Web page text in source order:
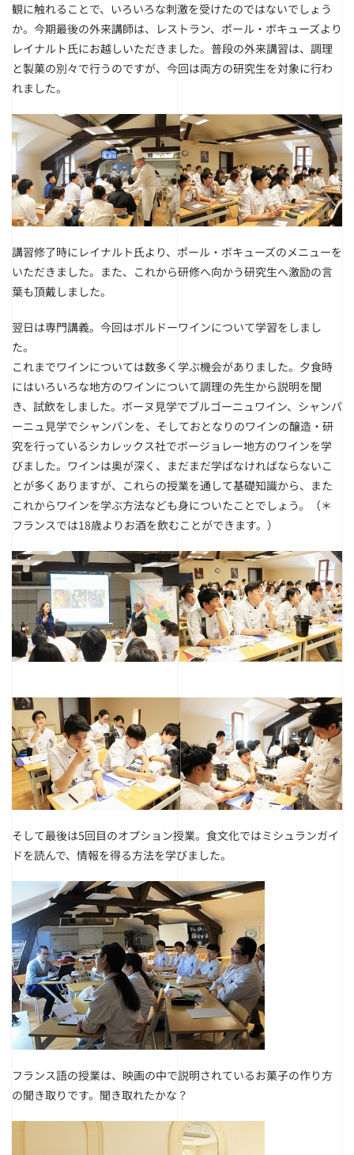
観に触れることで、いろいろな刺激を受けたのではないでしょう
か。今期最後の外来講師は、レストラン、ポール・ボキューズより
レイナルト氏にお越しいただきました。普段の外来講習は、調理
と製菓の別々で行うのですが、今回は両方の研究生を対象に行わ
れました。
講習修了時にレイナルト氏より、ポール・ボキューズのメニューを
いただきました。また、これから研修へ向かう研究生へ激励の言
葉も頂戴しました。
翌日は専門講義。今回はボルドーワインについて学習をしまし
た。
これまでワインについては数多く学ぶ機会がありました。夕食時
にはいろいろな地方のワインについて調理の先生から説明を聞
き、試飲をしました。ボーヌ見学でブルゴーニュワイン、シャンパ
ーニュ見学でシャンパンを、そしておとなりのワインの醸造・研
究を行っているシカレックス社でボージョレー地方のワインを学
びました。ワインは奥が深く、まだまだ学ばなければならないこ
とが多くありますが、これらの授業を通して基礎知識から、また
これからワインを学ぶ方法なども身についたことでしょう。（＊
フランスでは18歳よりお酒を飲むことができます。）
そして最後は5回目のオプション授業。食文化ではミシュランガイ
ドを読んで、情報を得る方法を学びました。
フランス語の授業は、映画の中で説明されているお菓子の作り方
の聞き取りです。聞き取れたかな？